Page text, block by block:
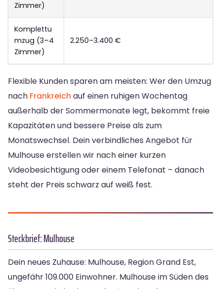
Zimmer)
Komplettu
mzug (3–4
Zimmer)
2.250–3.400 €
Flexible Kunden sparen am meisten: Wer den Umzug
nach Frankreich auf einen ruhigen Wochentag
außerhalb der Sommermonate legt, bekommt freie
Kapazitäten und bessere Preise als zum
Monatswechsel. Dein verbindliches Angebot für
Mulhouse erstellen wir nach einer kurzen
Videobesichtigung oder einem Telefonat – danach
steht der Preis schwarz auf weiß fest.
Steckbrief: Mulhouse
Dein neues Zuhause: Mulhouse, Region Grand Est,
ungefähr 109.000 Einwohner. Mulhouse im Süden des